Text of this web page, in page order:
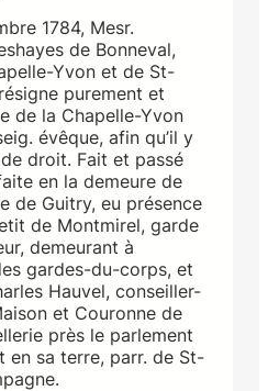
1784, Mesr.
de Bonneval,
Yvon et de St-
purement et
de la Chapelle-Yvon
évêque, afin qu’il y
droit. Fait et passé
en la demeure de
de Guitry, eu présence
de Montmirel, garde
demeurant à
gardes-du-corps, et
Hauvel, conseiller-
et Couronne de
près le parlement
en sa terre, parr. de St-